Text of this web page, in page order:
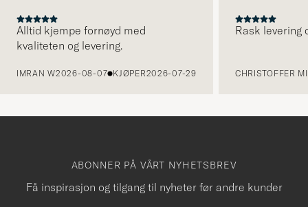
og
opplev
til
Alltid kjempe fornøyd med
kvaliteten og levering.
IMRAN W2026-08-07 KJØPER2026-07-29
Rask levering
CHRISTOFFER
ABONNER PÅ VÅRT NYHETSBREV
Få inspirasjon og tilgang til nyheter før andre kunder